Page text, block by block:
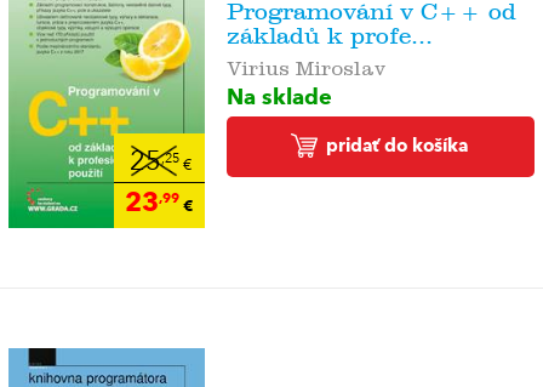
25,25€
23,99€
Programování v C++ od
základů k profe...
Virius Miroslav
Na sklade
pridať do košíka